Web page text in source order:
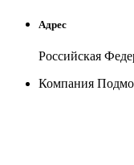
Адрес
Российская
Компания